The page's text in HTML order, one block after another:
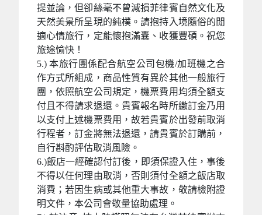
提並論，但卻絲毫不曾減損菲律賓自然文化及
天然美景所呈現的純樸。請抱持入境隨俗的閒
適心情旅行，定能懷抱滿囊、收獲豐碩。祝您
旅途愉快！
5.) 本旅行團係配合航空公司包機/加班機之合
作方式所組成，商品性質有異於其他一般旅行
團，依照航空公司規定，機票費用均須全額支
付且不得請求退還。貴賓報名時所繳訂金乃用
以支付上述機票費用，故若貴賓於出發前取消
行程者，訂金將無法退還，請貴賓於訂購前，
自行斟酌評估取消風險。
6.)飯店一經確認付訂後，即須保證入住，事後
不得以任何理由取消，否則須付全額之飯店取
消費；若因生病或其他重大事故，敬請檢附證
明文件，本公司會敬量協助處理。